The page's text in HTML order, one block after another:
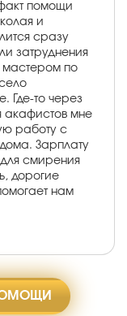
помощи
и
сразу
затруднения
мастером по
Где-то через
акафистов мне
работу с
Зарплату
смирения
дорогие
нам